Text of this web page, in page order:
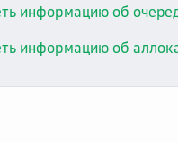
информацию об
информацию об